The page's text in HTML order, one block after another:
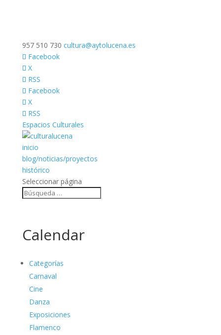
957 510 730 cultura@aytolucena.es
Facebook
X
RSS
Facebook
X
RSS
Espacios Culturales
inicio
blog/noticias/proyectos
histórico
Seleccionar página
Calendar
Categorías
Carnaval
Cine
Danza
Exposiciones
Flamenco